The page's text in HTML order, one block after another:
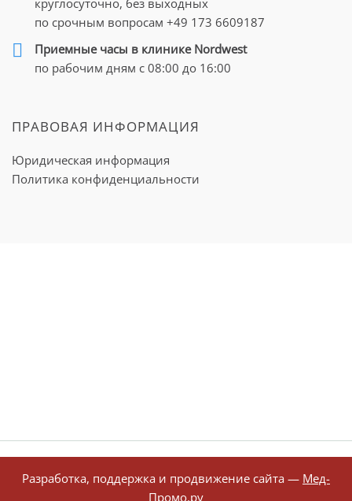
по срочным вопросам +49 173 6609187
Приемные часы в клинике Nordwest
по рабочим дням с 08:00 до 16:00
ПРАВОВАЯ ИНФОРМАЦИЯ
Юридическая информация
Политика конфиденциальности
Разработка, поддержка и продвижение сайта — Мед-
Промо.ру